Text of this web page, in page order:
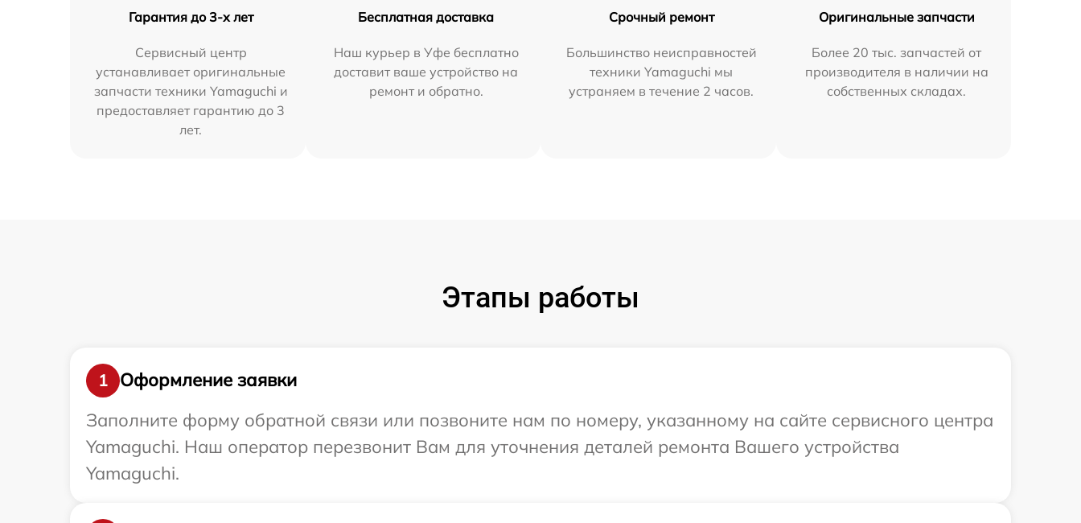
Гарантия до 3-х лет
Сервисный центр
устанавливает оригинальные
запчасти техники Yamaguchi и
предоставляет гарантию до 3
лет.
Бесплатная доставка
Наш курьер в Уфе бесплатно
доставит ваше устройство на
ремонт и обратно.
Срочный ремонт
Большинство неисправностей
техники Yamaguchi мы
устраняем в течение 2 часов.
Оригинальные запчасти
Более 20 тыс. запчастей от
производителя в наличии на
собственных складах.
Этапы работы
1
Оформление заявки
Заполните форму обратной связи или позвоните нам по номеру, указанному на сайте сервисного центра
Yamaguchi. Наш оператор перезвонит Вам для уточнения деталей ремонта Вашего устройства
Yamaguchi.